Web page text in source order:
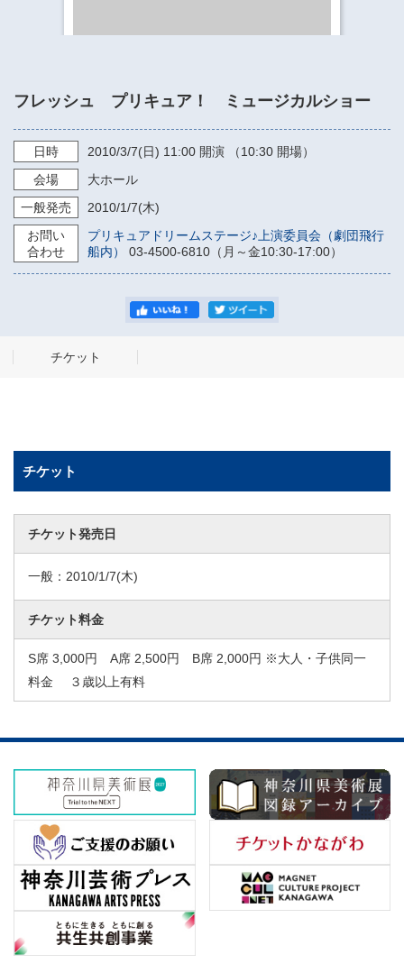
フレッシュ プリキュア！ ミュージカルショー
日時 2010/3/7(日) 11:00 開演 （10:30 開場）
会場
大ホール
一般発売
2010/1/7(木)
お問い
合わせ
プリキュアドリームステージ♪上演委員会（劇団飛行
船内）
03-4500-6810（月～金10:30-17:00）
チケット
チケット
チケット発売日
一般： 2010/1/7(木)
チケット料金
S席 3,000円 A席 2,500円 B席 2,000円 ※大人・子供同一
料金 ３歳以上有料